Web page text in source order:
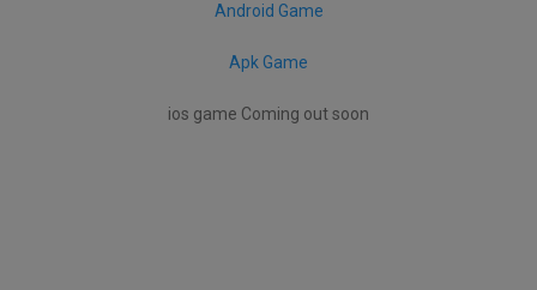
Android Game
Apk Game
ios game Coming out soon